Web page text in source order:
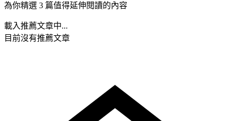
為你精選 3 篇值得延伸閱讀的內容
載入推薦文章中...
目前沒有推薦文章